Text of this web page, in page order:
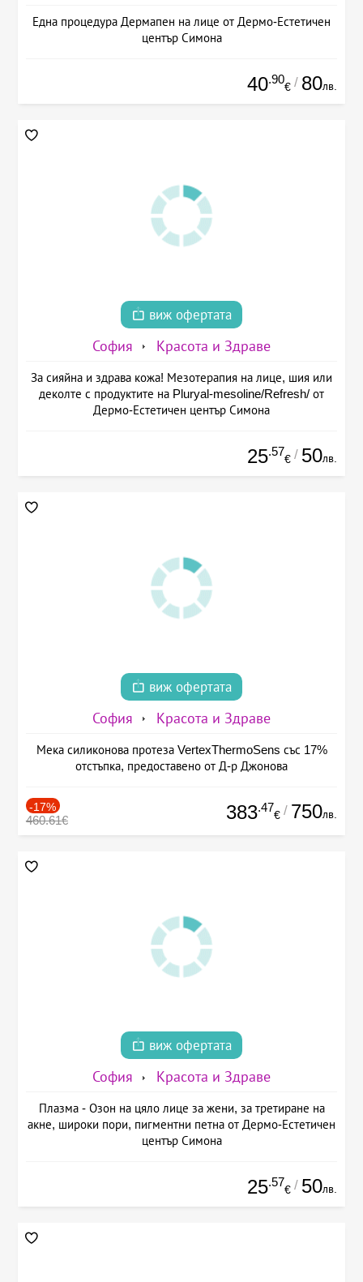
Една процедура Дермапен на лице от Дермо-Естетичен
център Симона
40.90
€ / 80лв.
виж офертата
София Красота и Здраве
За сияйна и здрава кожа! Мезотерапия на лице, шия или
деколте с продуктите на Pluryal-mesoline/Refresh/ от
Дермо-Естетичен център Симона
25.57
€ / 50лв.
виж офертата
София Красота и Здраве
Мека силиконова протеза VertexThermoSens със 17%
отстъпка, предоставено от Д-р Джонова
-17%
460.61€ 383.47
€ / 750лв.
виж офертата
София Красота и Здраве
Плазма - Озон на цяло лице за жени, за третиране на
акне, широки пори, пигментни петна от Дермо-Естетичен
център Симона
25.57
€ / 50лв.